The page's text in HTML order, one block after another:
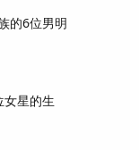
的6位男明
女星的生